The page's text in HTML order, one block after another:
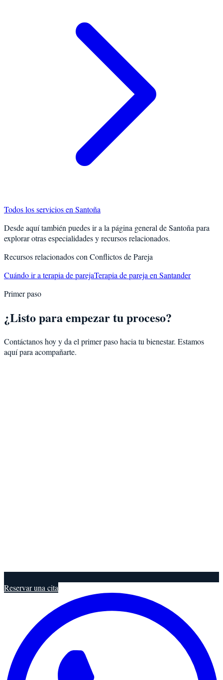
Todos los servicios en Santoña
Desde aquí también puedes ir a la página general deSantoña para
explorar otras especialidades y recursos relacionados.
Recursos relacionados con Conflictos de Pareja
Cuándo ir a terapia de parejaTerapia de pareja en Santander
Primer paso
¿Listo para empezar tu proceso?
Contáctanos hoy y da el primer paso hacia tu bienestar. Estamos
aquí para acompañarte.
Reservar una cita